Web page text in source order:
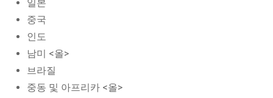
일본
중국
인도
남미 <올>
브라질
중동 및 아프리카 <올>